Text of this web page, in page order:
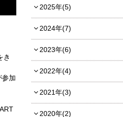
レストラン予約
き
参加
2025年(5)
2024年(7)
2023年(6)
2022年(4)
2021年(3)
2020年(2)